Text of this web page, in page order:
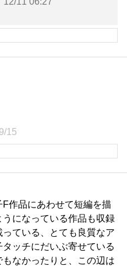
15
作品にあわせて短編を描
になっている作品も収録
ている、とても良質なア
ッチにだいぶ寄せている
なかったりと、この辺は